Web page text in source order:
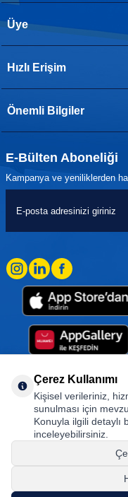
Üye
Hızlı Erişim
Önemli Bilgiler
E-Bülten Aboneliği
Kampanya ve yeniliklerden
Goodyear (and Winged Foot
Tire & Rubber Company
Istanbul/Türkiye. ©
Çerez Kullanımı
Kişisel verileriniz,
sunulması için
Konuyla ilgili detaylı
inceleyebilirsiniz.